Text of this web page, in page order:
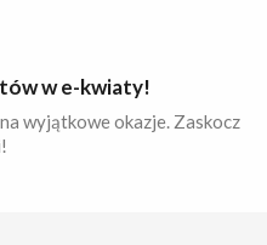
w e-kwiaty!
wyjątkowe okazje. Zaskocz